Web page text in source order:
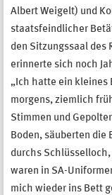
Albert Weigelt) und
staatsfeindlicher
den Sitzungssaal des
erinnerte sich noch
„Ich hatte ein kleines
morgens, ziemlich
Stimmen und
Boden, säuberten
durchs
waren in SA-
mich wieder ins Bett